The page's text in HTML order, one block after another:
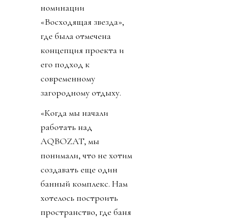
номинации
«Восходящая звезда»,
где была отмечена
концепция проекта и
его подход к
современному
загородному отдыху.
«Когда мы начали
работать над
AQBOZAT, мы
понимали, что не хотим
создавать еще один
банный комплекс. Нам
хотелось построить
пространство, где баня